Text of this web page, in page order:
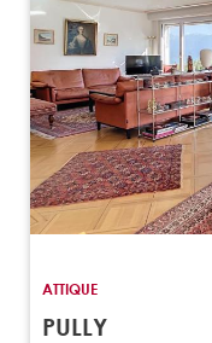
ATTIQUE
PULLY